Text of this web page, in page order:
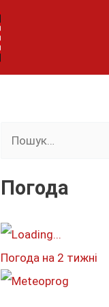
к
т
:
Погода
Погода на 2 тижні